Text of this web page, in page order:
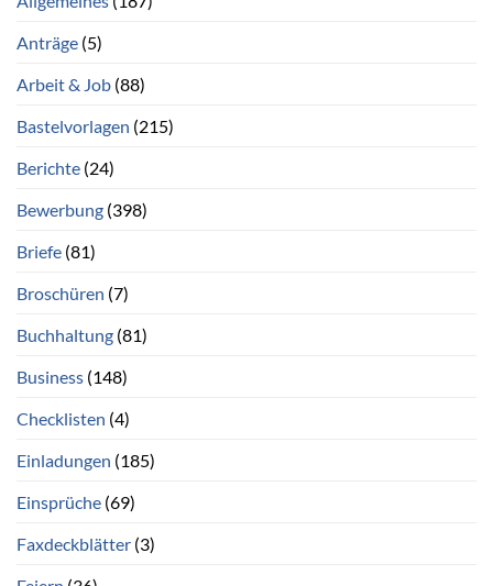
Anträge (5)
Arbeit & Job (88)
Bastelvorlagen (215)
Berichte (24)
Bewerbung (398)
Briefe (81)
Broschüren (7)
Buchhaltung (81)
Business (148)
Checklisten (4)
Einladungen (185)
Einsprüche (69)
Faxdeckblätter (3)